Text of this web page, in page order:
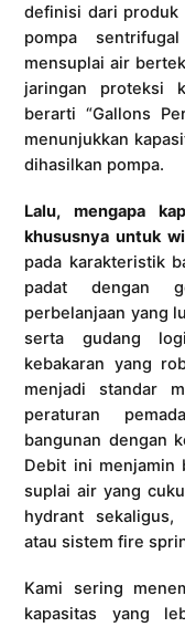
definisi dari produk
pompa
mensuplai air
jaringan proteksi
berarti “Gallons
menunjukkan
dihasilkan pompa.
Lalu, mengapa
khususnya untuk
pada karakteristik
padat dengan
perbelanjaan yang
serta gudang
kebakaran yang
menjadi standar
peraturan
bangunan dengan
Debit ini menjamin
suplai air yang
hydrant sekaligus,
atau sistem fire
Kami sering
kapasitas yang